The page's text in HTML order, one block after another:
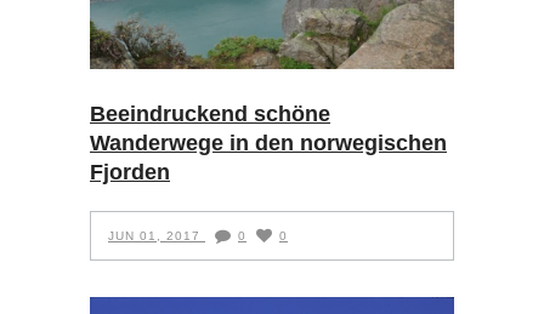
Beeindruckend schöne
Wanderwege in den norwegischen
Fjorden
JUN 01, 2017 0 0